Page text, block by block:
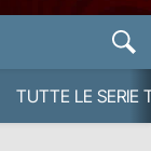
TUTTE LE SERIE